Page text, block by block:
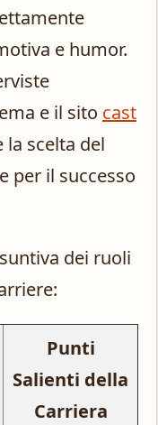
e humor.
e il sito cast
scelta del
per il successo
dei ruoli
Punti
Salienti della
Carriera